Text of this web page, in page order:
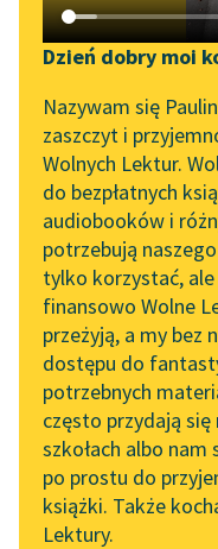
Katalog DAISY
Podkasty o książkach
Aktualności
„Prokurator Alicja Horn”
do słuchania
Byliśmy częścią AI
Lab
Zapraszamy na
online z tłumaczkami
literatury
Spotkanie z Katarzyną
Tunkiel w Oslo
102. lata temu zmarł
Joseph Conrad
Dzień dobry moi
Nazywam się
zaszczyt i
Wolnych Lektur.
do bezpłatnych
audiobooków i
potrzebują
tylko korzystać,
finansowo Wolne
przeżyją, a my bez
dostępu do
potrzebnych
często przydają
szkołach albo nam
po prostu do
książki. Także
Lektury.
Czyta: Krzysztof
1×